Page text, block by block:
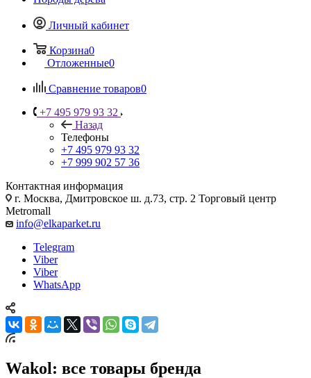
Личный кабинет
Корзина0
Отложенные0
Сравнение товаров0
+7 495 979 93 32
Назад
Телефоны
+7 495 979 93 32
+7 999 902 57 36
Контактная информация
г. Москва, Дмитровское ш. д.73, стр. 2 Торговый центр
Metromall
info@elkaparket.ru
Telegram
Viber
Viber
WhatsApp
Wakol: все товары бренда